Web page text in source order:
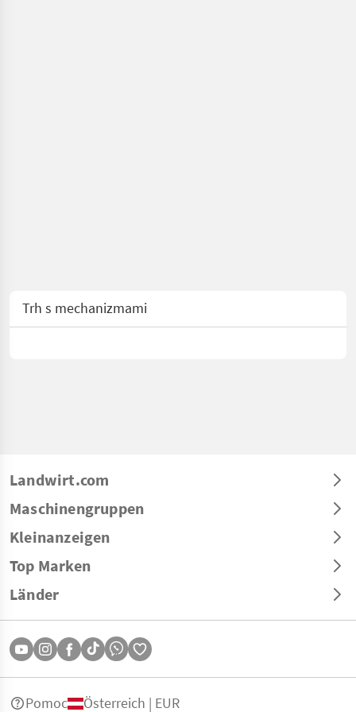
Trh s mechanizmami
Landwirt.com
Maschinengruppen
Kleinanzeigen
Top Marken
Länder
Pomoc Österreich | EUR